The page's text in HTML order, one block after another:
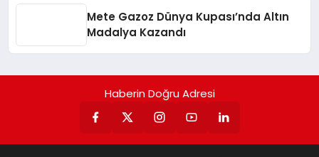
Mete Gazoz Dünya Kupası’nda Altın
Madalya Kazandı
Haberin Doğru Adresi